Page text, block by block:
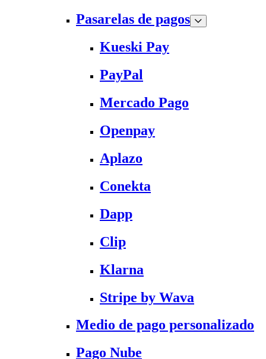
Pasarelas de pagos
Kueski Pay
PayPal
Mercado Pago
Openpay
Aplazo
Conekta
Dapp
Clip
Klarna
Stripe by Wava
Medio de pago personalizado
Pago Nube